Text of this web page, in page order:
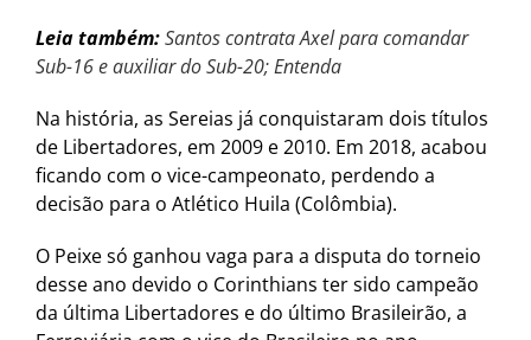
Leia também:Santos contrata Axel para comandar
Sub-16 e auxiliar do Sub-20; Entenda
Na história, as Sereias já conquistaram dois títulos
de Libertadores, em 2009 e 2010. Em 2018, acabou
ficando com o vice-campeonato, perdendo a
decisão para o Atlético Huila (Colômbia).
O Peixe só ganhou vaga para a disputa do torneio
desse ano devido o Corinthians ter sido campeão
da última Libertadores e do último Brasileirão, a